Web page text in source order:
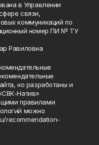
в Управлении
связи,
коммуникаций по
номер ПИ № ТУ
Равиловна
но разработаны и
Натив»
правилами
можно
recommendation-